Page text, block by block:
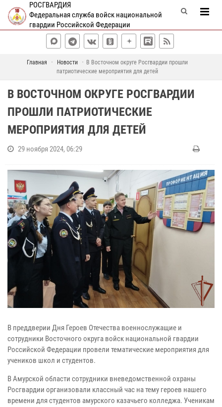
РОСГВАРДИЯ
Федеральная служба войск национальной
гвардии Российской Федерации
Главная Новости
В Восточном округе Росгвардии прошли
патриотические мероприятия для детей
В ВОСТОЧНОМ ОКРУГЕ РОСГВАРДИИ
ПРОШЛИ ПАТРИОТИЧЕСКИЕ
МЕРОПРИЯТИЯ ДЛЯ ДЕТЕЙ
29 ноября 2024, 06:29
В преддверии Дня Героев Отечества военнослужащие и
сотрудники Восточного округа войск национальной гвардии
Российской Федерации провели тематические мероприятия для
учеников школ и студентов.
В Амурской области сотрудники вневедомственной охраны
Росгвардии организовали классный час на тему героев нашего
времени для студентов амурского казачьего колледжа. Ученикам